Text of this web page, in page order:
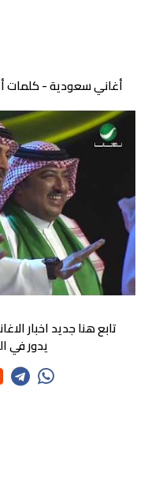
أغاني سعودية - كلمات
تابع هنا جديد اخبار
يدور في